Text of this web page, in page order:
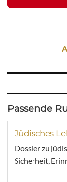
Passende
Jüdisches
Dossier zu
Sicherheit,